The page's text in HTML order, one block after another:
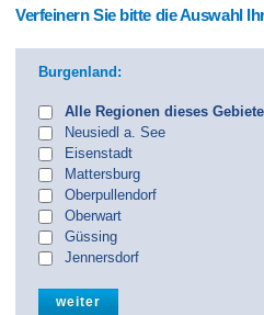
Anderes Land
Verfeinern Sie bitte die Auswahl
Burgenland:
Alle Regionen dieses
Neusiedl a. See
Eisenstadt
Mattersburg
Oberpullendorf
Oberwart
Güssing
Jennersdorf